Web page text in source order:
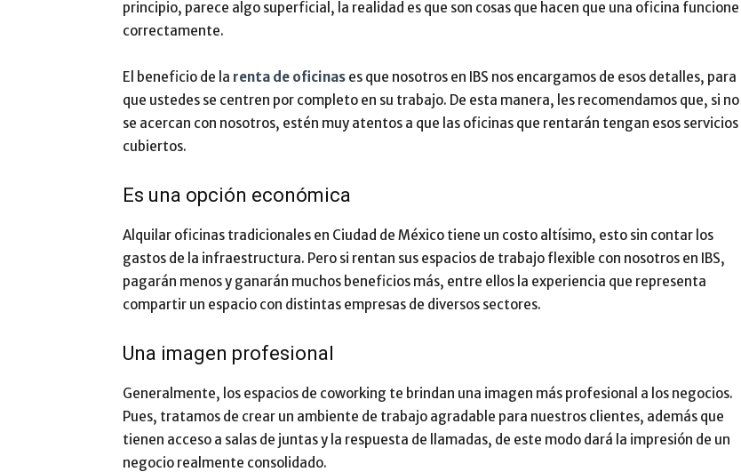
principio, parece algo superficial, la realidad es que son cosas que hacen que una oficina funcione
correctamente.
El beneficio de la renta de oficinas es que nosotros en IBS nos encargamos de esos detalles, para
que ustedes se centren por completo en su trabajo. De esta manera, les recomendamos que, si no
se acercan con nosotros, estén muy atentos a que las oficinas que rentarán tengan esos servicios
cubiertos.
Es una opción económica
Alquilar oficinas tradicionales en Ciudad de México tiene un costo altísimo, esto sin contar los
gastos de la infraestructura. Pero si rentan sus espacios de trabajo flexible con nosotros en IBS,
pagarán menos y ganarán muchos beneficios más, entre ellos la experiencia que representa
compartir un espacio con distintas empresas de diversos sectores.
Una imagen profesional
Generalmente, los espacios de coworking te brindan una imagen más profesional a los negocios.
Pues, tratamos de crear un ambiente de trabajo agradable para nuestros clientes, además que
tienen acceso a salas de juntas y la respuesta de llamadas, de este modo dará la impresión de un
negocio realmente consolidado.